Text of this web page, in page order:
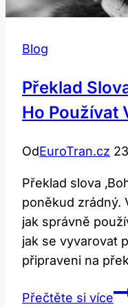
Blog
Překlad
Ho Používat
OdEuroTran.cz
Překlad slova
poněkud zrádný.
jak správně
jak se vyvarovat
připraveni na
Přečtěte si více